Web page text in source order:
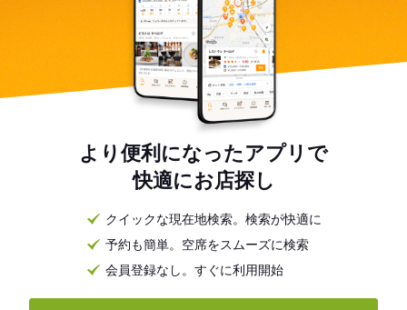
より便利になったアプリで
快適にお店探し
クイックな現在地検索。検索が快適に
予約も簡単。空席をスムーズに検索
会員登録なし。すぐに利用開始